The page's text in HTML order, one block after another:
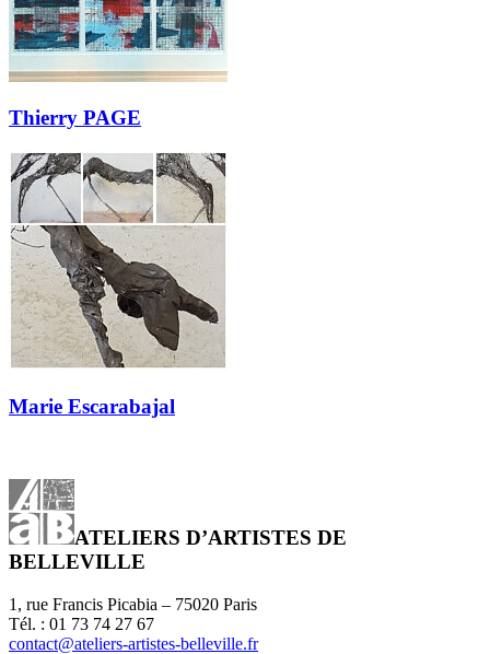
Thierry PAGE
Marie Escarabajal
ATELIERS D’ARTISTES DE
BELLEVILLE
1, rue Francis Picabia – 75020 Paris
Tél. : 01 73 74 27 67
contact@ateliers-artistes-belleville.fr